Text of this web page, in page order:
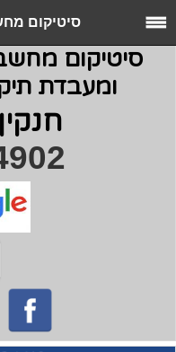
סיטיקום
סיטיקום
ומעבדת
חנקין 84,חולון